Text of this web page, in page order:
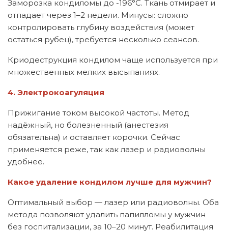
Заморозка кондиломы до -196°C. Ткань отмирает и
отпадает через 1–2 недели. Минусы: сложно
контролировать глубину воздействия (может
остаться рубец), требуется несколько сеансов.
Криодеструкция кондилом чаще используется при
множественных мелких высыпаниях.
4. Электрокоагуляция
Прижигание током высокой частоты. Метод
надёжный, но болезненный (анестезия
обязательна) и оставляет корочки. Сейчас
применяется реже, так как лазер и радиоволны
удобнее.
Какое удаление кондилом лучше для мужчин?
Оптимальный выбор — лазер или радиоволны. Оба
метода позволяют удалить папилломы у мужчин
без госпитализации, за 10–20 минут. Реабилитация